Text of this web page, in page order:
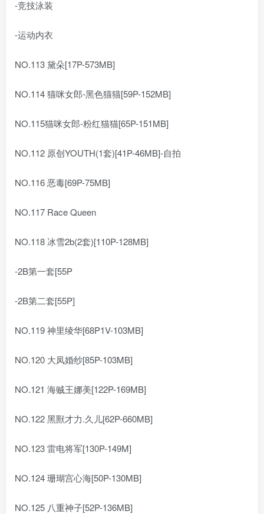
-竞技泳装
-运动内衣
NO.113 黛朵[17P-573MB]
NO.114 猫咪女郎-黑色猫猫[59P-152MB]
NO.115猫咪女郎-粉红猫猫[65P-151MB]
NO.112 原创YOUTH(1套)[41P-46MB]-自拍
NO.116 恶毒[69P-75MB]
NO.117 Race Queen
NO.118 冰雪2b(2套)[110P-128MB]
-2B第一套[55P
-2B第二套[55P]
NO.119 神里绫华[68P1V-103MB]
NO.120 大凤婚纱[85P-103MB]
NO.121 海贼王娜美[122P-169MB]
NO.122 黑獸才力.久儿[62P-660MB]
NO.123 雷电将军[130P-149M]
NO.124 珊瑚宫心海[50P-130MB]
NO.125 八重神子[52P-136MB]